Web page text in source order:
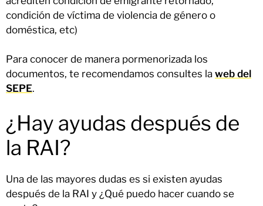
condición de víctima de violencia de género o
doméstica, etc)
Para conocer de manera pormenorizada los
documentos, te recomendamos consultes la web del
SEPE.
¿Hay ayudas después de
la RAI?
Una de las mayores dudas es si existen ayudas
después de la RAI y ¿Qué puedo hacer cuando se